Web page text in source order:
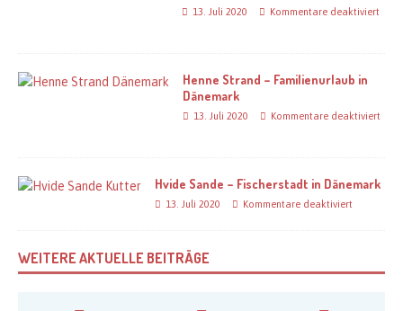
13. Juli 2020 Kommentare deaktiviert
Henne Strand – Familienurlaub in
Dänemark
13. Juli 2020 Kommentare deaktiviert
Hvide Sande – Fischerstadt in Dänemark
13. Juli 2020 Kommentare deaktiviert
WEITERE AKTUELLE BEITRÄGE